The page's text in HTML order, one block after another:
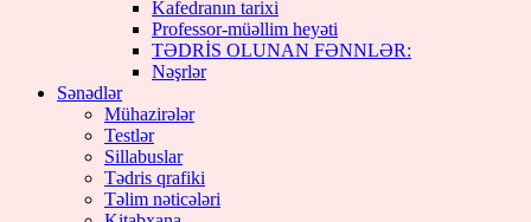
Kafedranın tarixi
Professor-müəllim heyəti
TƏDRİS OLUNAN FƏNNLƏR:
Nəşrlər
Sənədlər
Mühazirələr
Testlər
Sillabuslar
Tədris qrafiki
Təlim nəticələri